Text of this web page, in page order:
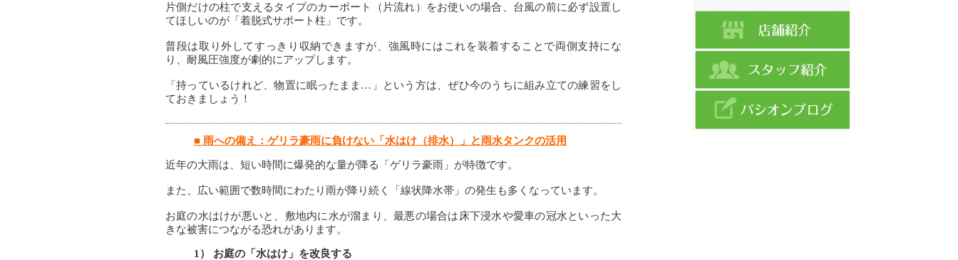
片側だけの柱で支えるタイプのカーポート（片流れ）をお使いの場合、台風の前に必ず設置し
てほしいのが「着脱式サポート柱」です。
普段は取り外してすっきり収納できますが、強風時にはこれを装着することで両側支持にな
り、耐風圧強度が劇的にアップします。
「持っているけれど、物置に眠ったまま…」という方は、ぜひ今のうちに組み立ての練習をし
ておきましょう！
■ 雨への備え：ゲリラ豪雨に負けない「水はけ（排水）」と雨水タンクの活用
近年の大雨は、短い時間に爆発的な量が降る「ゲリラ豪雨」が特徴です。
また、広い範囲で数時間にわたり雨が降り続く「線状降水帯」の発生も多くなっています。
お庭の水はけが悪いと、敷地内に水が溜まり、最悪の場合は床下浸水や愛車の冠水といった大
きな被害につながる恐れがあります。
1） お庭の「水はけ」を改良する